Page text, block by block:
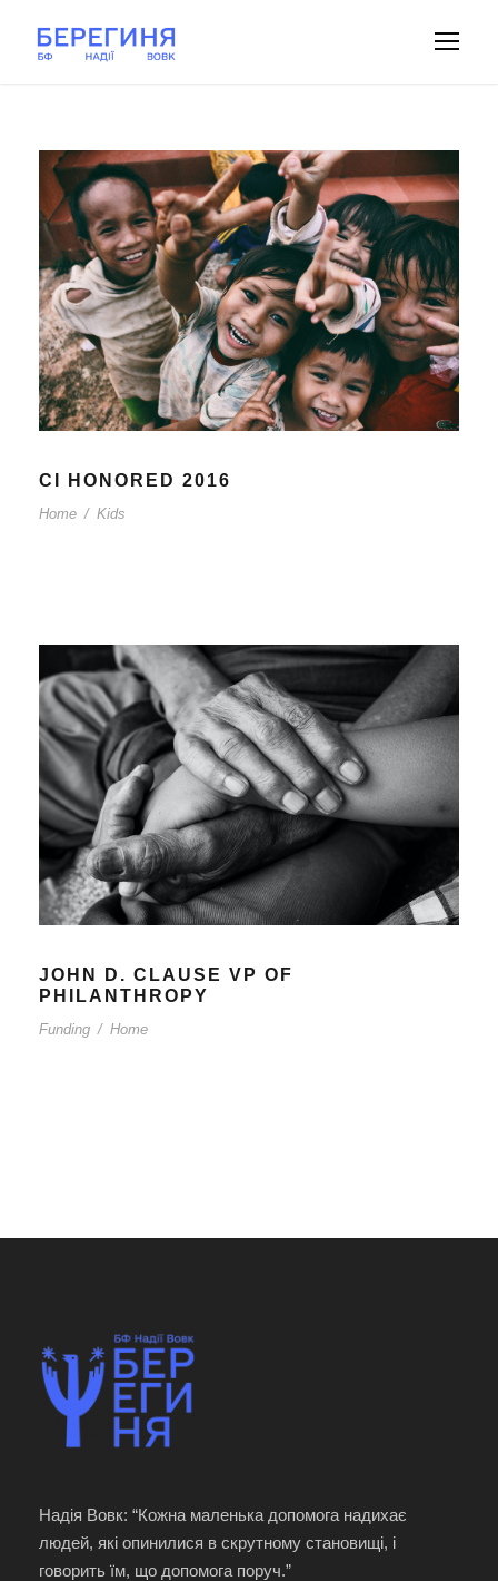
CI HONORED 2016
Home / Kids
JOHN D. CLAUSE VP OF
PHILANTHROPY
Funding / Home
Надія Вовк: “Кожна маленька допомога надихає
людей, які опинилися в скрутному становищі, і
говорить їм, що допомога поруч.”